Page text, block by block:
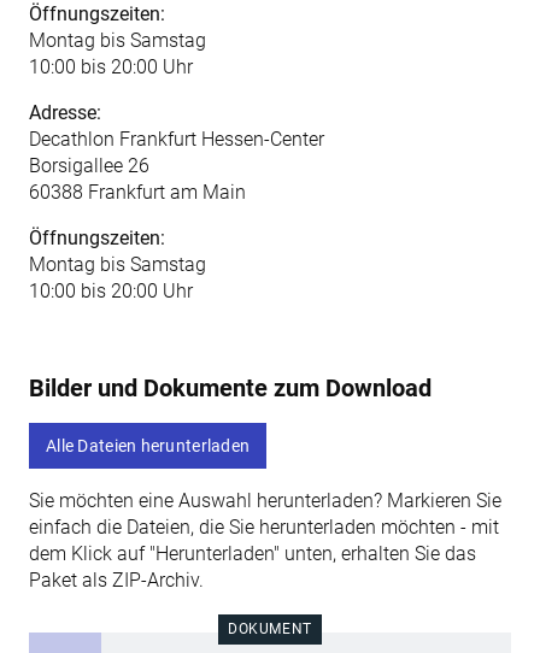
Öffnungszeiten:
Montag bis Samstag
10:00 bis 20:00 Uhr
Adresse:
Decathlon Frankfurt Hessen-Center
Borsigallee 26
60388 Frankfurt am Main
Öffnungszeiten:
Montag bis Samstag
10:00 bis 20:00 Uhr
Bilder und Dokumente zum Download
Alle Dateien herunterladen
Sie möchten eine Auswahl herunterladen? Markieren Sie
einfach die Dateien, die Sie herunterladen möchten - mit
dem Klick auf "Herunterladen" unten, erhalten Sie das
Paket als ZIP-Archiv.
DOKUMENT